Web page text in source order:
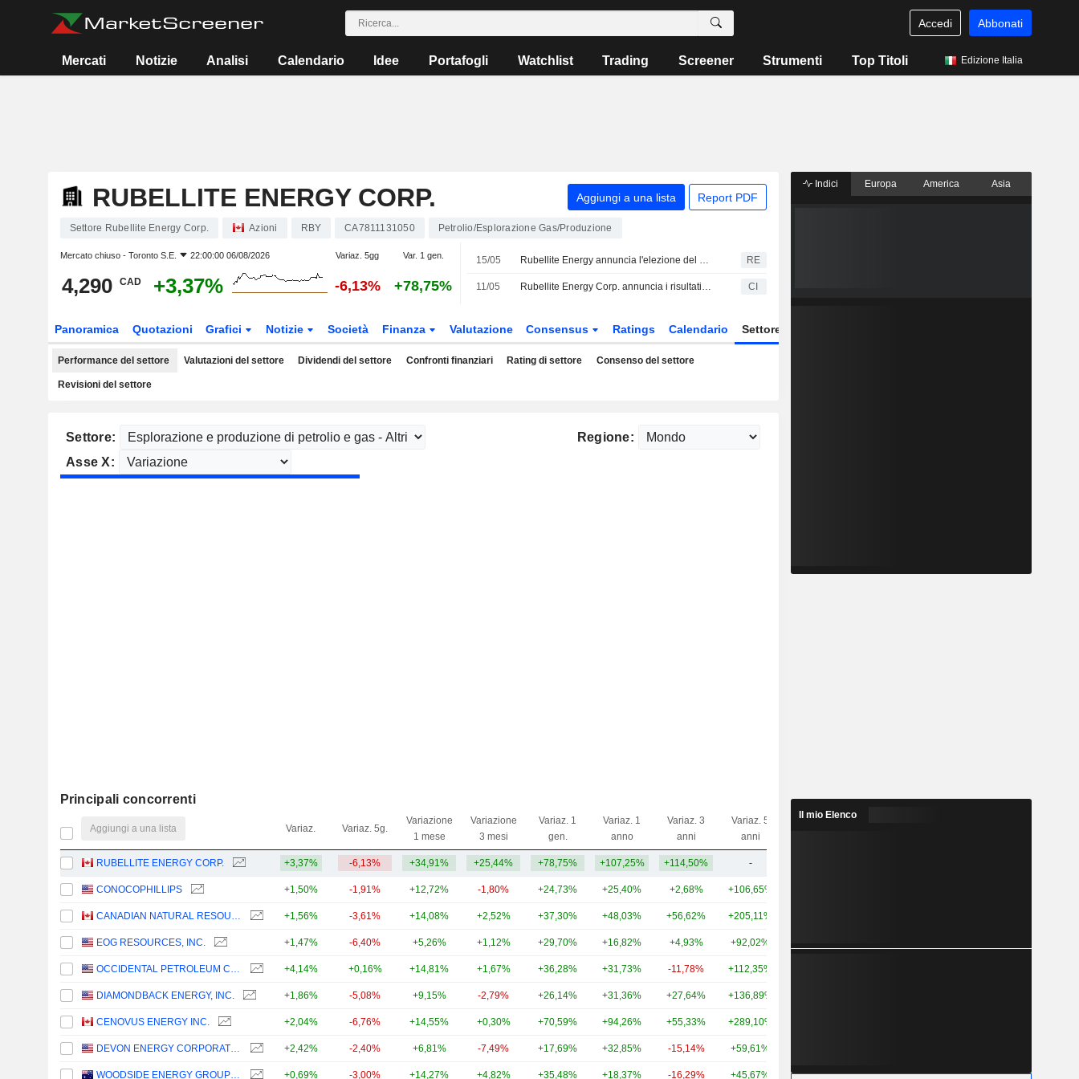
Accedi Abbonati
Mercati Notizie Analisi Calendario Idee Portafogli Watchlist Trading Screener Strumenti Top Titoli Edizione Italia
RUBELLITE ENERGY CORP. Aggiungi a una lista Report PDF
Settore Rubellite Energy Corp. Azioni RBY CA7811131050 Petrolio/Esplorazione Gas/Produzione
Mercato chiuso - Toronto S.E. 22:00:00 06/08/2026 Variaz. 5gg Var. 1 gen.
4,290 CAD +3,37% -6,13% +78,75%
15/05 Rubellite Energy annuncia l'elezione del consiglio di amministrazione RE
11/05 Rubellite Energy Corp. annuncia i risultati finanziari per il primo trimestre conclusosi il 31 marzo 2026 CI
Panoramica Quotazioni Grafici Notizie Società Finanza Valutazione Consensus Ratings Calendario Settore
Performance del settore Valutazioni del settore Dividendi del settore Confronti finanziari Rating di settore Consenso del settore
Revisioni del settore
Settore:
Regione:
Asse X:
Principali concorrenti
Aggiungi a una lista Variaz. Variaz. 5g.
Variazione
1 mese
Variazione
3 mesi
Variaz. 1
gen.
Variaz. 1
anno
Variaz. 3
anni
Variaz. 5
anni
Variaz. 10
RUBELLITE ENERGY CORP. +3,37% -6,13% +34,91% +25,44% +78,75% +107,25% +114,50% -
CONOCOPHILLIPS +1,50% -1,91% +12,72% -1,80% +24,73% +25,40% +2,68% +106,65%
CANADIAN NATURAL RESOURCES LIMITED +1,56% -3,61% +14,08% +2,52% +37,30% +48,03% +56,62% +205,11%
EOG RESOURCES, INC. +1,47% -6,40% +5,26% +1,12% +29,70% +16,82% +4,93% +92,02%
OCCIDENTAL PETROLEUM CORPORATION +4,14% +0,16% +14,81% +1,67% +36,28% +31,73% -11,78% +112,35%
DIAMONDBACK ENERGY, INC. +1,86% -5,08% +9,15% -2,79% +26,14% +31,36% +27,64% +136,89%
CENOVUS ENERGY INC. +2,04% -6,76% +14,55% +0,30% +70,59% +94,26% +55,33% +289,10%
DEVON ENERGY CORPORATION +2,42% -2,40% +6,81% -7,49% +17,69% +32,85% -15,14% +59,61%
WOODSIDE ENERGY GROUP LTD +0,69% -3,00% +14,27% +4,82% +35,48% +18,37% -16,29% +45,67% +16,60% 42,42 Mrd
Indici Europa America Asia
Il mio Elenco